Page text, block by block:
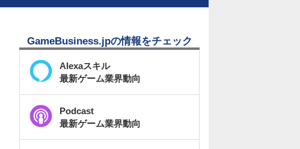
GameBusiness.jpの情報をチェック
Alexaスキル
最新ゲーム業界動向
Podcast
最新ゲーム業界動向